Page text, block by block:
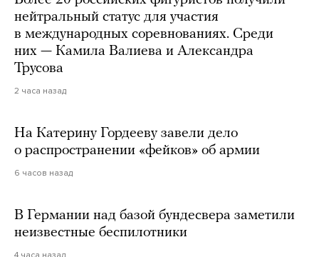
нейтральный статус для участия
в международных соревнованиях. Среди
них — Камила Валиева и Александра
Трусова
2 часа назад
На Катерину Гордееву завели дело
о распространении «фейков» об армии
6 часов назад
В Германии над базой бундесвера заметили
неизвестные беспилотники